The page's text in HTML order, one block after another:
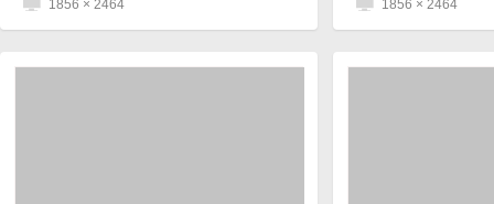
1856 × 2464 1856 × 2464